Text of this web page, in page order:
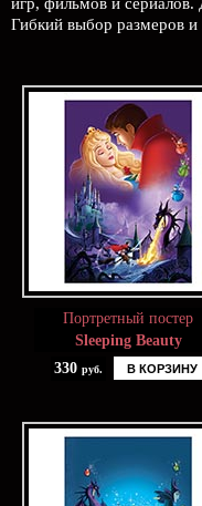
Гибкий выбор размеров и
Портретный постер
Sleeping Beauty
330 руб. В КОРЗИНУ